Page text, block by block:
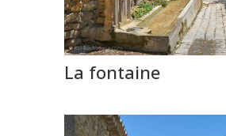
La fontaine